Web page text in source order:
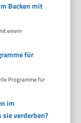
Backen mit
einem
für
Programme für
im
sie verderben?